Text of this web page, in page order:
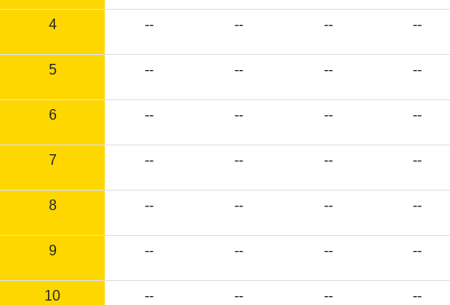
4 -- -- -- --
5 -- -- -- --
6 -- -- -- --
7 -- -- -- --
8 -- -- -- --
9 -- -- -- --
10 -- -- -- --